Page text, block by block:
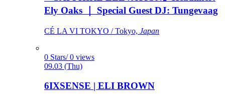
Ely Oaks ｜ Special Guest DJ: Tungevaag
CÉ LA VI TOKYO / Tokyo, Japan
0 Stars/ 0 views
09.03 (Thu)
6IXSENSE | ELI BROWN